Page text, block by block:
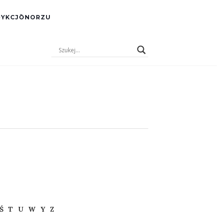
Ś T U W Y
Z